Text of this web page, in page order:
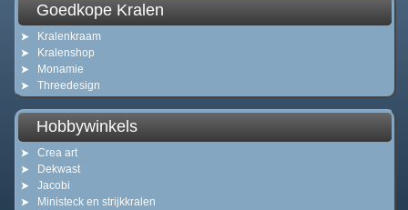
Goedkope Kralen
Kralenkraam
Kralenshop
Monamie
Threedesign
Hobbywinkels
Crea art
Dekwast
Jacobi
Ministeck en strijkkralen